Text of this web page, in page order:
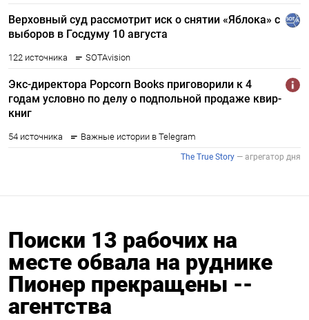
Поиски 13 рабочих на
месте обвала на руднике
Пионер прекращены --
агентства